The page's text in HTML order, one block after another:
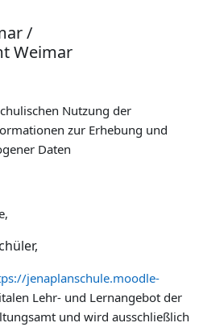
/
Weimar
Nutzung der
zur Erhebung und
Daten
jenaplanschule.moodle-
Lehr- und Lernangebot der
und wird ausschließlich